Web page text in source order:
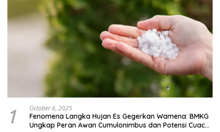
1 October 6, 2025
Fenomena Langka Hujan Es Gegerkan Wamena: BMKG
Ungkap Peran Awan Cumulonimbus dan Potensi Cuaca